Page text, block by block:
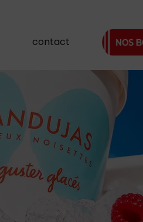
contact